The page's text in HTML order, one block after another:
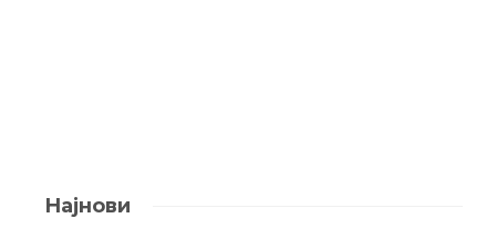
Најнови